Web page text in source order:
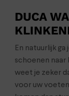
DUCA
En natuurlijk
schoenen naar
weet je zeker
voor uw